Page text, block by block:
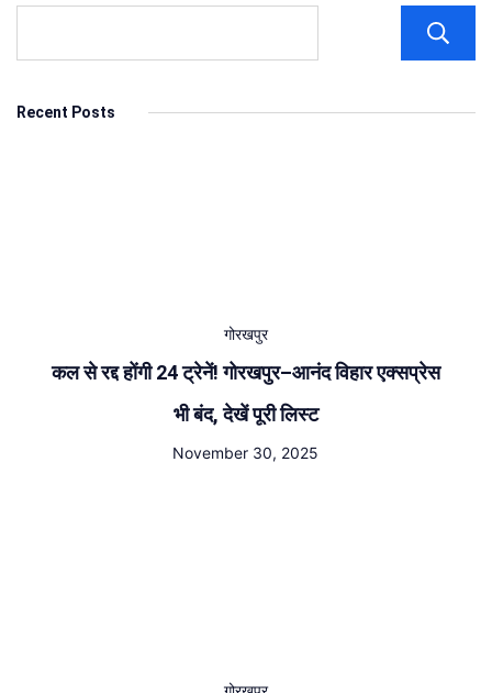
Recent Posts
गोरखपुर
कल से रद्द होंगी 24 ट्रेनें! गोरखपुर–आनंद विहार एक्सप्रेस
भी बंद, देखें पूरी लिस्ट
November 30, 2025